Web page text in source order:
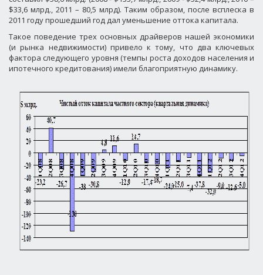
$33,6 млрд., 2011 – 80,5 млрд). Таким образом, после всплеска в
2011 году прошедший год дал уменьшение оттока капитала.
Такое поведение трех основных драйверов нашей экономики
(и рынка недвижимости) привело к тому, что два ключевых
фактора следующего уровня (темпы роста доходов населения и
ипотечного кредитования) имели благоприятную динамику.